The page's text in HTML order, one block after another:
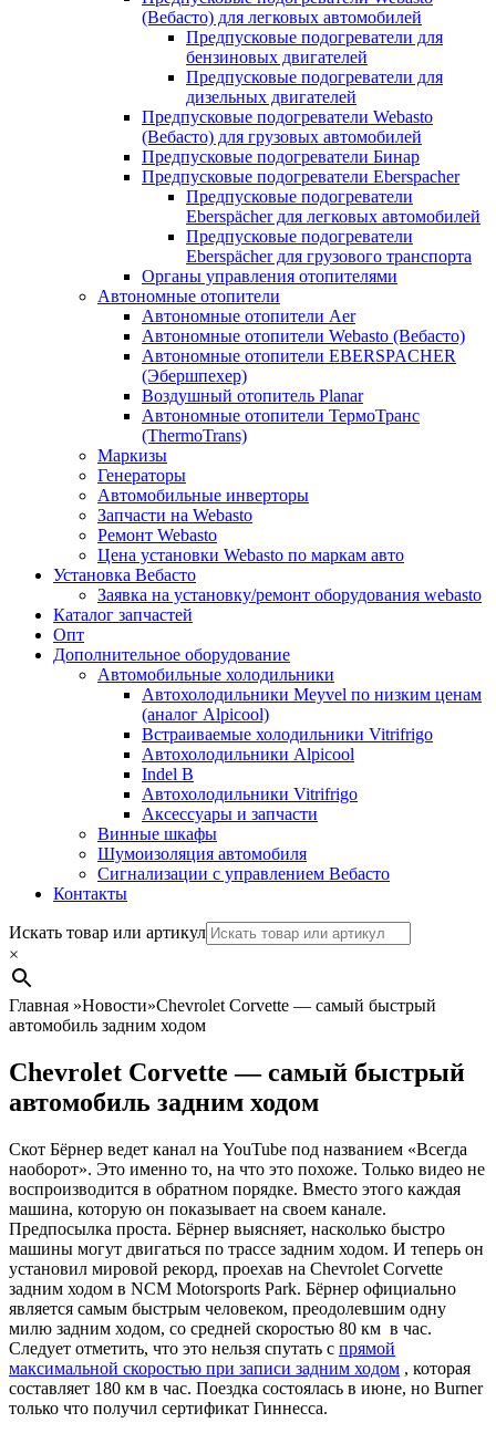
(Вебасто) для легковых автомобилей
Предпусковые подогреватели для
бензиновых двигателей
Предпусковые подогреватели для
дизельных двигателей
Предпусковые подогреватели Webasto
(Вебасто) для грузовых автомобилей
Предпусковые подогреватели Бинар
Предпусковые подогреватели Eberspacher
Предпусковые подогреватели
Eberspächer для легковых автомобилей
Предпусковые подогреватели
Eberspächer для грузового транспорта
Органы управления отопителями
Автономные отопители
Автономные отопители Аer
Автономные отопители Webasto (Вебасто)
Автономные отопители EBERSPACHER
(Эбершпехер)
Воздушный отопитель Planar
Автономные отопители ТермоТранс
(ThermoTrans)
Маркизы
Генераторы
Автомобильные инверторы
Запчасти на Webasto
Ремонт Webasto
Цена установки Webasto по маркам авто
Установка Вебасто
Заявка на установку/ремонт оборудования webasto
Каталог запчастей
Опт
Дополнительное оборудование
Автомобильные холодильники
Автохолодильники Meyvel по низким ценам
(аналог Alpicool)
Встраиваемые холодильники Vitrifrigo
Автохолодильники Alpicool
Indel B
Автохолодильники Vitrifrigo
Аксессуары и запчасти
Винные шкафы
Шумоизоляция автомобиля
Сигнализации с управлением Вебасто
Контакты
Search
Искать товар или артикул
×
Главная »Новости»Chevrolet Corvette — самый быстрый
автомобиль задним ходом
Chevrolet Corvette — самый быстрый
автомобиль задним ходом
Скот Бёрнер ведет канал на YouTube под названием «Всегда
наоборот». Это именно то, на что это похоже. Только видео не
воспроизводится в обратном порядке. Вместо этого каждая
машина, которую он показывает на своем канале.
Предпосылка проста. Бёрнер выясняет, насколько быстро
машины могут двигаться по трассе задним ходом. И теперь он
установил мировой рекорд, проехав на Chevrolet Corvette
задним ходом в NCM Motorsports Park. Бёрнер официально
является самым быстрым человеком, преодолевшим одну
милю задним ходом, со средней скоростью 80 км в час.
Следует отметить, что это нельзя спутать с прямой
максимальной скоростью при записи задним ходом , которая
составляет 180 км в час. Поездка состоялась в июне, но Burner
только что получил сертификат Гиннесса.